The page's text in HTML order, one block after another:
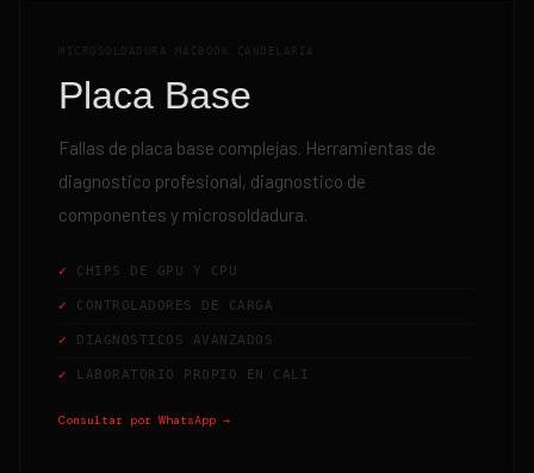
MICROSOLDADURA MACBOOK CANDELARIA
Placa Base
Fallas de placa base complejas. Herramientas de
diagnostico profesional, diagnostico de
componentes y microsoldadura.
CHIPS DE GPU Y CPU
CONTROLADORES DE CARGA
DIAGNOSTICOS AVANZADOS
LABORATORIO PROPIO EN CALI
Consultar por WhatsApp →